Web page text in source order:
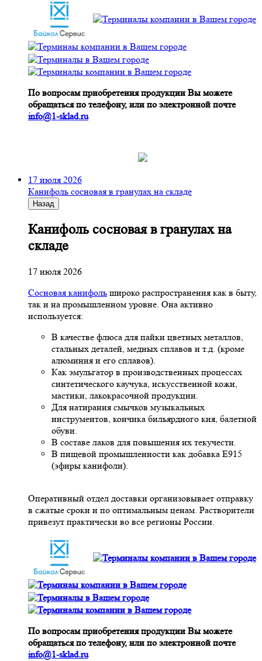
По вопросам приобретения продукции Вы можете
обращаться по телефону, или по электронной почте
info@1-sklad.ru
17 июля 2026
Канифоль сосновая в гранулах на складе
Назад
Канифоль сосновая в гранулах на
складе
17 июля 2026
Сосновая канифоль широко распространения как в быту,
так и на промышленном уровне. Она активно
используется:
В качестве флюса для пайки цветных металлов,
стальных деталей, медных сплавов и т.д. (кроме
алюминия и его сплавов).
Как эмульгатор в производственных процессах
синтетического каучука, искусственной кожи,
мастики, лакокрасочной продукции.
Для натирания смычков музыкальных
инструментов, кончика бильярдного кия, балетной
обуви.
В составе лаков для повышения их текучести.
В пищевой промышленности как добавка Е915
(эфиры канифоли).
Оперативный отдел доставки организовывает отправку
в сжатые сроки и по оптимальным ценам. Растворители
привезут практически во все регионы России.
По вопросам приобретения продукции Вы можете
обращаться по телефону, или по электронной почте
info@1-sklad.ru